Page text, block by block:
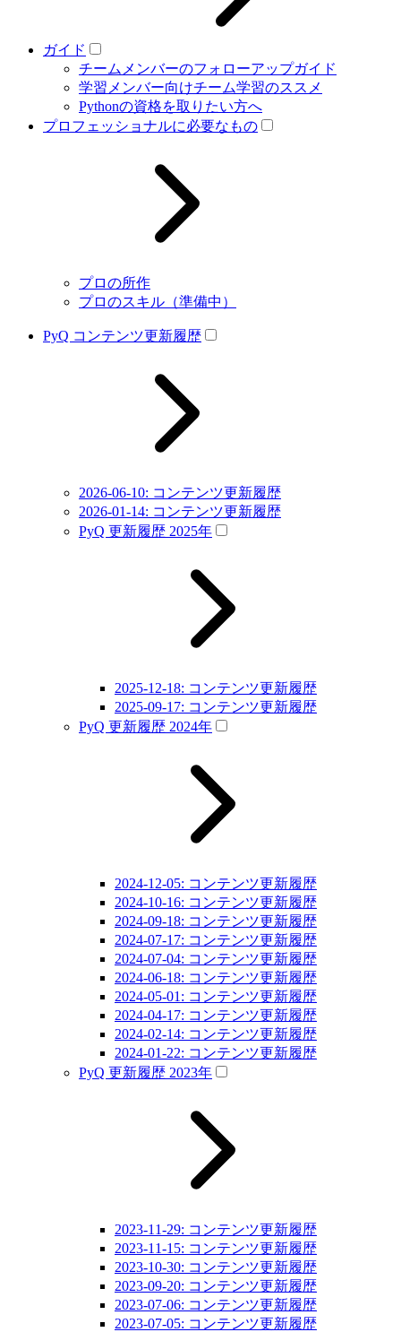
ガイド
チームメンバーのフォローアップガイド
学習メンバー向けチーム学習のススメ
Pythonの資格を取りたい方へ
プロフェッショナルに必要なもの
プロの所作
プロのスキル（準備中）
PyQ コンテンツ更新履歴
2026-06-10: コンテンツ更新履歴
2026-01-14: コンテンツ更新履歴
PyQ 更新履歴 2025年
2025-12-18: コンテンツ更新履歴
2025-09-17: コンテンツ更新履歴
PyQ 更新履歴 2024年
2024-12-05: コンテンツ更新履歴
2024-10-16: コンテンツ更新履歴
2024-09-18: コンテンツ更新履歴
2024-07-17: コンテンツ更新履歴
2024-07-04: コンテンツ更新履歴
2024-06-18: コンテンツ更新履歴
2024-05-01: コンテンツ更新履歴
2024-04-17: コンテンツ更新履歴
2024-02-14: コンテンツ更新履歴
2024-01-22: コンテンツ更新履歴
PyQ 更新履歴 2023年
2023-11-29: コンテンツ更新履歴
2023-11-15: コンテンツ更新履歴
2023-10-30: コンテンツ更新履歴
2023-09-20: コンテンツ更新履歴
2023-07-06: コンテンツ更新履歴
2023-07-05: コンテンツ更新履歴